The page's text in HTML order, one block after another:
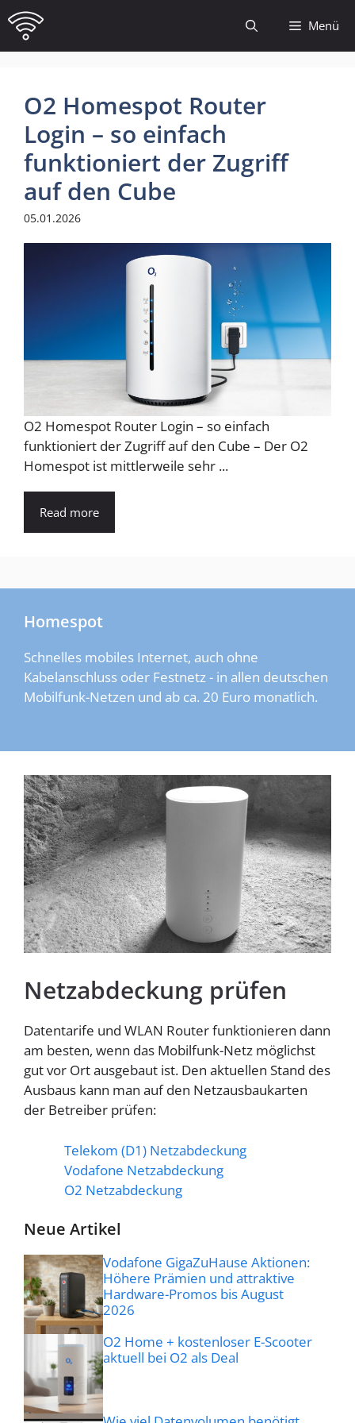
Zum
Inhalt
springen
Menü
O2 Homespot Router
Login – so einfach
funktioniert der Zugriff
auf den Cube
05.01.2026
O2 Homespot Router Login – so einfach
funktioniert der Zugriff auf den Cube – Der O2
Homespot ist mittlerweile sehr ...
Read more
Homespot
Schnelles mobiles Internet, auch ohne
Kabelanschluss oder Festnetz - in allen deutschen
Mobilfunk-Netzen und ab ca. 20 Euro monatlich.
Netzabdeckung prüfen
Datentarife und WLAN Router funktionieren dann
am besten, wenn das Mobilfunk-Netz möglichst
gut vor Ort ausgebaut ist. Den aktuellen Stand des
Ausbaus kann man auf den Netzausbaukarten
der Betreiber prüfen:
Telekom (D1) Netzabdeckung
Vodafone Netzabdeckung
O2 Netzabdeckung
Neue Artikel
Vodafone GigaZuHause Aktionen:
Höhere Prämien und attraktive
Hardware-Promos bis August
2026
O2 Home + kostenloser E-Scooter
aktuell bei O2 als Deal